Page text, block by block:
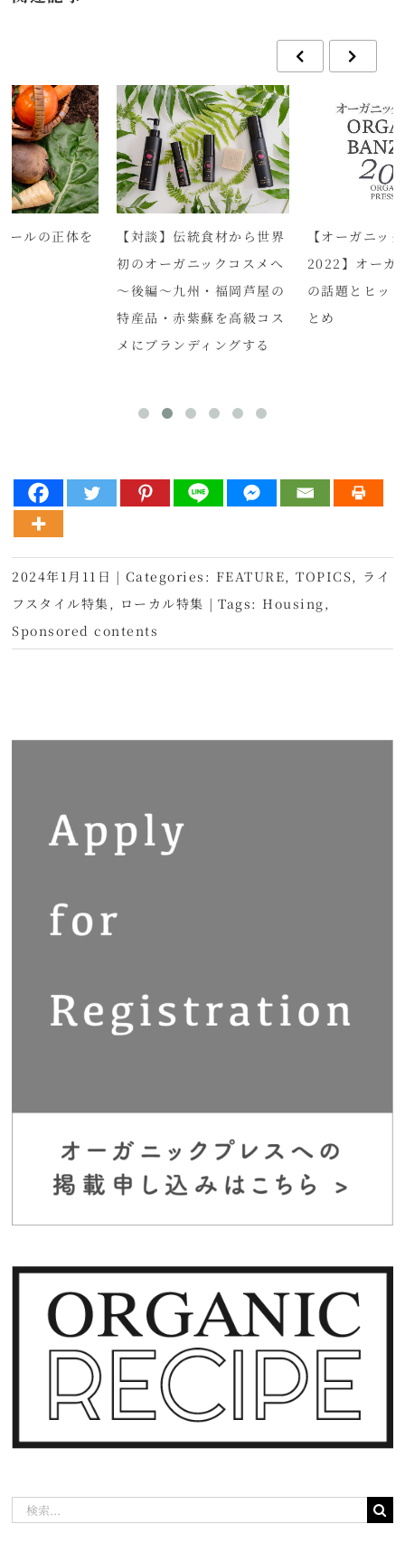
ールの正体を
【対談】伝統食材から世界
初のオーガニックコスメへ
～後編～九州・福岡芦屋の
特産品・赤紫蘇を高級コス
メにブランディングする
【オーガニッ
2022】オーガ
の話題とヒッ
とめ
2024年1月11日 | Categories: FEATURE,TOPICS, ライ
フスタイル特集, ローカル特集 | Tags:Housing,
Sponsored contents